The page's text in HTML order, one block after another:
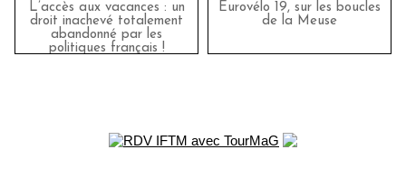
L’accès aux vacances : un
droit inachevé totalement
abandonné par les
politiques français !
Eurovélo 19, sur les boucles
de la Meuse